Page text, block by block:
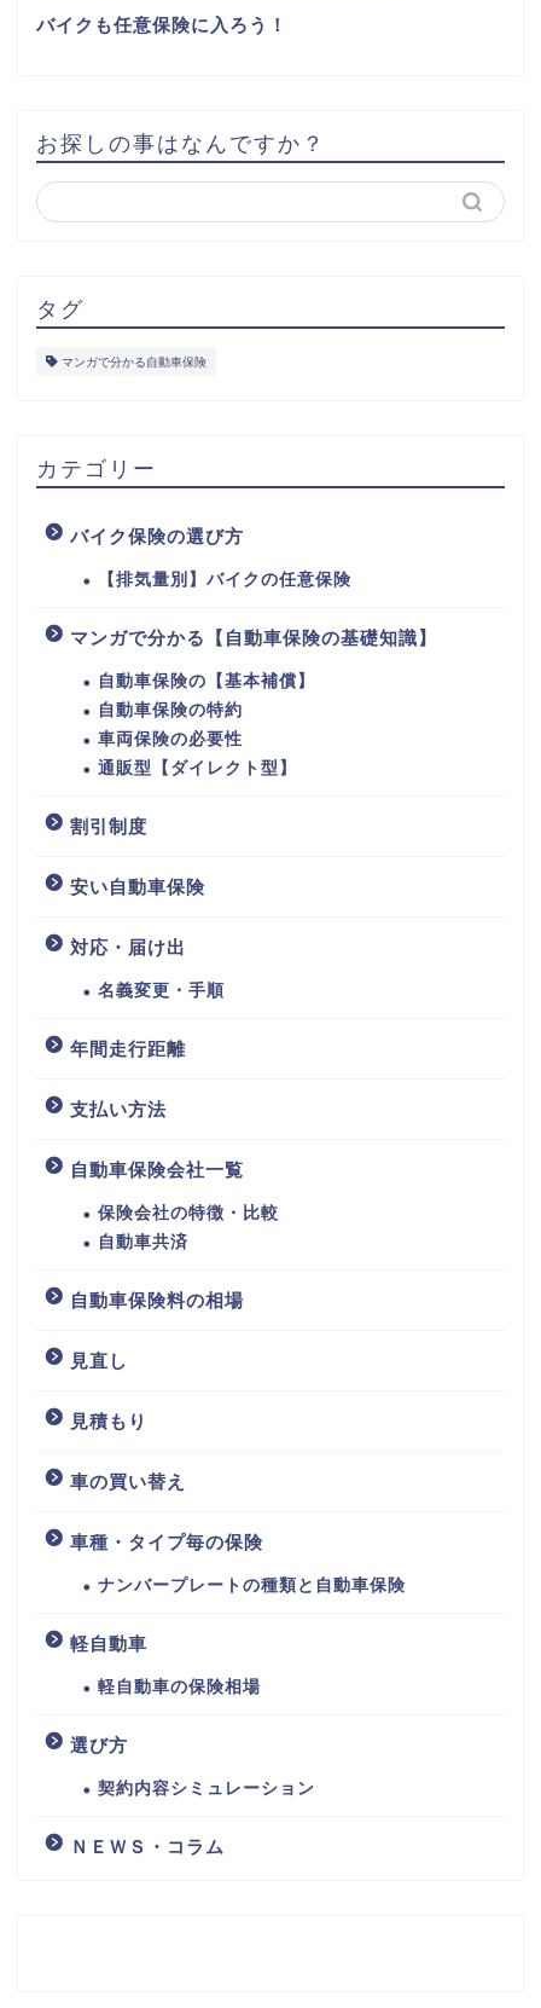
バイクも任意保険に入ろう！
お探しの事はなんですか？
タグ
マンガで分かる自動車保険
カテゴリー
バイク保険の選び方
【排気量別】バイクの任意保険
マンガで分かる【自動車保険の基礎知識】
自動車保険の【基本補償】
自動車保険の特約
車両保険の必要性
通販型【ダイレクト型】
割引制度
安い自動車保険
対応・届け出
名義変更・手順
年間走行距離
支払い方法
自動車保険会社一覧
保険会社の特徴・比較
自動車共済
自動車保険料の相場
見直し
見積もり
車の買い替え
車種・タイプ毎の保険
ナンバープレートの種類と自動車保険
軽自動車
軽自動車の保険相場
選び方
契約内容シミュレーション
ＮＥＷＳ・コラム